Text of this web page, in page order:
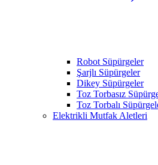
Robot Süpürgeler
Şarjlı Süpürgeler
Dikey Süpürgeler
Toz Torbasız
Toz Torbalı
Elektrikli Mutfak Aletleri